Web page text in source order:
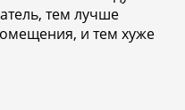
тем лучше
и тем хуже